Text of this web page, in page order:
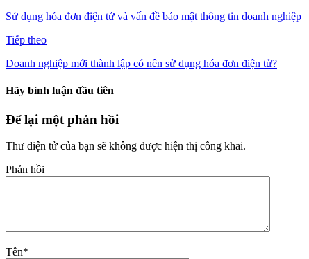
Sử dụng hóa đơn điện tử và vấn đề bảo mật thông tin doanh nghiệp
Tiếp theo
Doanh nghiệp mới thành lập có nên sử dụng hóa đơn điện tử?
Hãy bình luận đầu tiên
Để lại một phản hồi
Thư điện tử của bạn sẽ không được hiện thị công khai.
Phản hồi
Tên*